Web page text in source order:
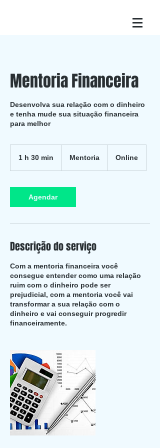
Mentoria Financeira
Desenvolva sua relação com o dinheiro
e tenha mude sua situação financeira
para melhor
1 h 30 min
m
i
Mentoria Online
Agendar
Descrição do serviço
Com a mentoria financeira você
consegue entender como uma relação
ruim com o dinheiro pode ser
prejudicial, com a mentoria você vai
transformar a sua relação com o
dinheiro e vai conseguir progredir
financeiramente.